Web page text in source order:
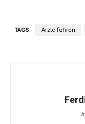
TAGS Ärzte führen